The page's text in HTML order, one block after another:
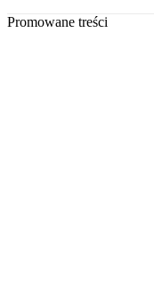
Promowane treści